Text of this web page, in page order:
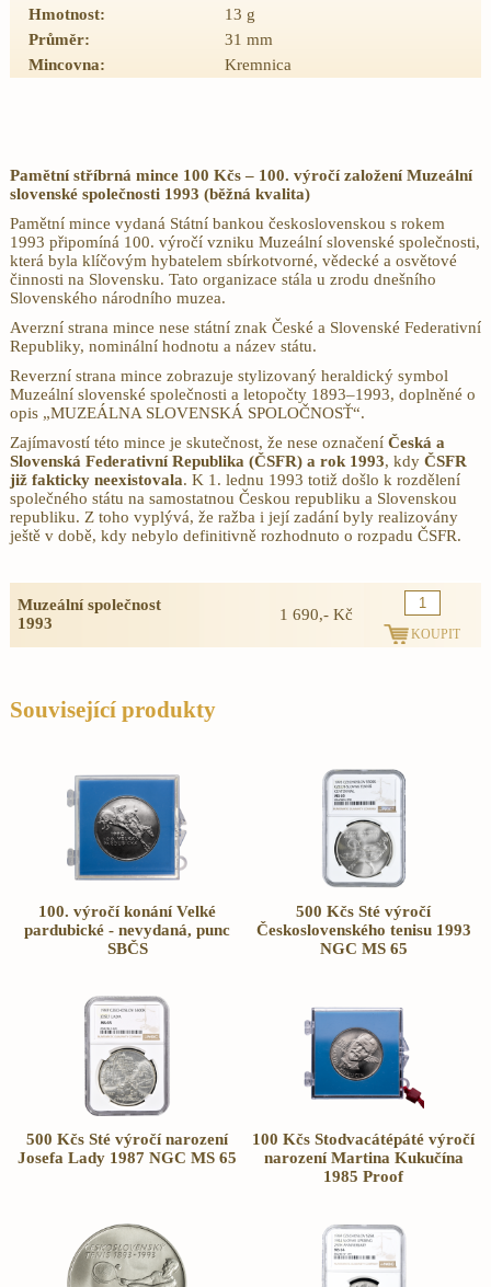
Hmotnost:
13 g
Průměr:
31 mm
Mincovna:
Kremnica
Pamětní stříbrná mince 100 Kčs – 100. výročí založení Muzeální
slovenské společnosti 1993 (běžná kvalita)
Pamětní mince vydaná Státní bankou československou s rokem
1993 připomíná 100. výročí vzniku Muzeální slovenské společnosti,
která byla klíčovým hybatelem sbírkotvorné, vědecké a osvětové
činnosti na Slovensku. Tato organizace stála u zrodu dnešního
Slovenského národního muzea.
Averzní stranamince nese státní znak České a Slovenské Federativní
Republiky, nominální hodnotu a název státu.
Reverzní strana mince zobrazuje stylizovaný heraldický symbol
Muzeální slovenské společnosti a letopočty 1893–1993, doplněné o
opis „MUZEÁLNA SLOVENSKÁ SPOLOČNOSŤ“.
Zajímavostí této mince je skutečnost, že nese označení Česká a
Slovenská Federativní Republika (ČSFR) a rok 1993, kdy ČSFR
již fakticky neexistovala. K 1. lednu 1993 totiž došlo k rozdělení
společného státu na samostatnou Českou republiku a Slovenskou
republiku. Z toho vyplývá, že ražba i její zadání byly realizovány
ještě v době, kdy nebylo definitivně rozhodnuto o rozpadu ČSFR.
Muzeální společnost
1993
1 690,- Kč
Související produkty
100. výročí konání Velké
pardubické - nevydaná, punc
SBČS
500 Kčs Sté výročí
Československého tenisu 1993
NGC MS 65
500 Kčs Sté výročí narození
Josefa Lady 1987 NGC MS 65
100 Kčs Stodvacátépáté výročí
narození Martina Kukučína
1985 Proof